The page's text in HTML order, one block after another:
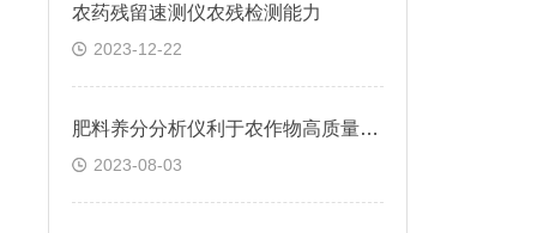
农药残留速测仪农残检测能力
2023-12-22
肥料养分分析仪利于农作物高质量生长
2023-08-03